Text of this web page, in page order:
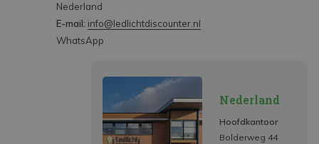
Nederland
E-mail: info@ledlichtdiscounter.nl
WhatsApp
Nederland
Hoofdkantoor
Bolderweg 44